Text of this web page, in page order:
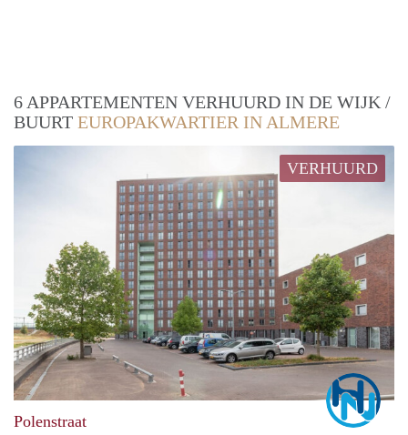
6 APPARTEMENTEN VERHUURD IN DE WIJK /
BUURT EUROPAKWARTIER IN ALMERE
VERHUURD
Polenstraat